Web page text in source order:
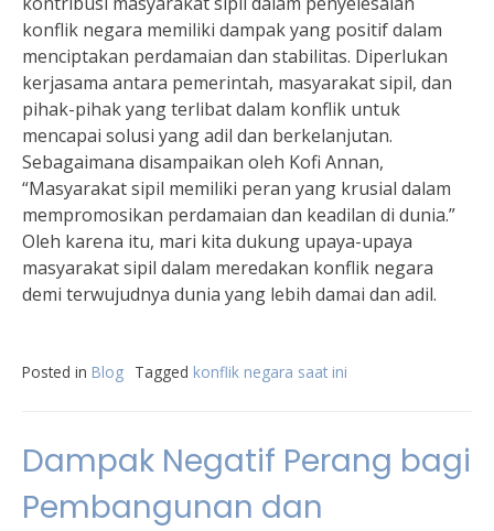
konflik negara memiliki dampak yang positif dalam
menciptakan perdamaian dan stabilitas. Diperlukan
kerjasama antara pemerintah, masyarakat sipil, dan
pihak-pihak yang terlibat dalam konflik untuk
mencapai solusi yang adil dan berkelanjutan.
Sebagaimana disampaikan oleh Kofi Annan,
“Masyarakat sipil memiliki peran yang krusial dalam
mempromosikan perdamaian dan keadilan di dunia.”
Oleh karena itu, mari kita dukung upaya-upaya
masyarakat sipil dalam meredakan konflik negara
demi terwujudnya dunia yang lebih damai dan adil.
Posted in Blog Tagged konflik negara saat ini
Dampak Negatif Perang bagi
Pembangunan dan